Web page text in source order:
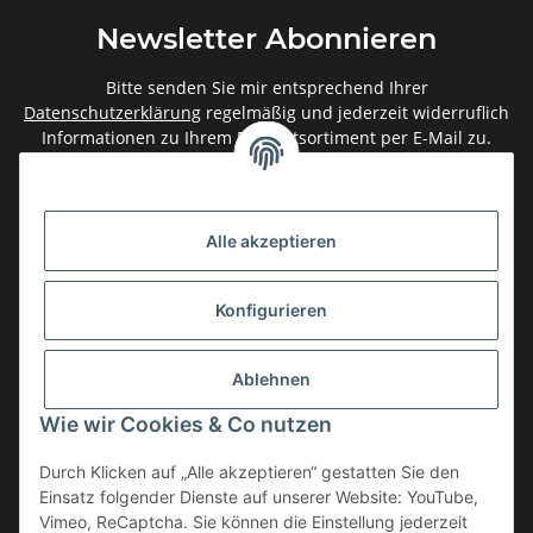
Alle akzeptieren
Konfigurieren
Ablehnen
Wie wir Cookies & Co nutzen
Durch Klicken auf „Alle akzeptieren“ gestatten Sie den
Einsatz folgender Dienste auf unserer Website: YouTube,
Vimeo, ReCaptcha. Sie können die Einstellung jederzeit
Newsletter Abonnieren
Bitte senden Sie mir entsprechend Ihrer
Datenschutzerklärung regelmäßig und jederzeit widerruflich
Informationen zu Ihrem Produktsortiment per E-Mail zu.
Gesetzliche Informationen
Informationen
Service
Vertrag widerrufen